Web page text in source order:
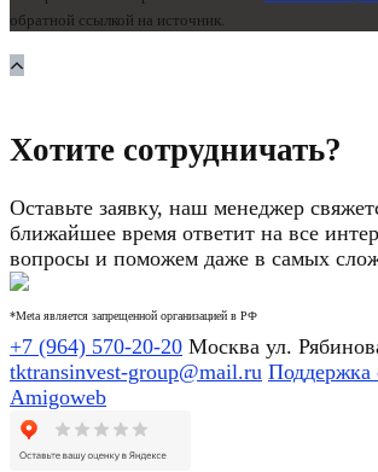
обратной ссылкой на источник.
Хотите сотрудничать?
Оставьте заявку, наш менеджер
ближайшее время ответит на все
вопросы и поможем даже в самых
*Meta является запрещенной организацией в РФ
+7 (964) 570-20-20 Москва ул.
tktransinvest-group@mail.ru Поддержка
Amigoweb